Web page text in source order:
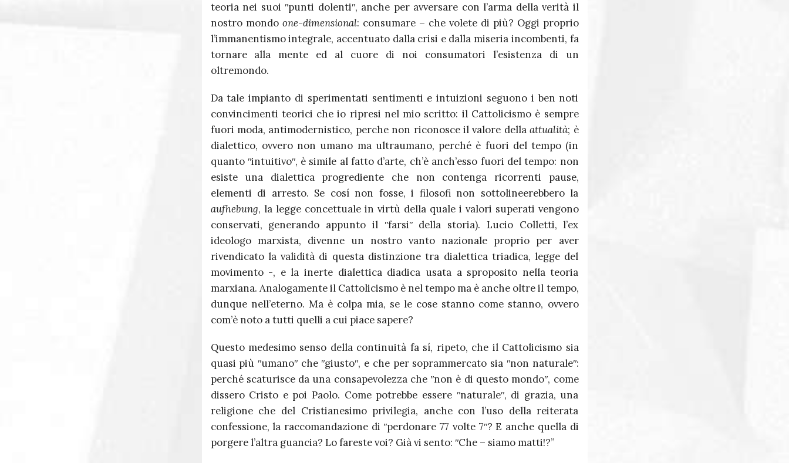
teoria nei suoi ʺpunti dolentiʺ, anche per avversare con l’arma della verità il
nostro mondo one-dimensional: consumare – che volete di più? Oggi proprio
l’immanentismo integrale, accentuato dalla crisi e dalla miseria incombenti, fa
tornare alla mente ed al cuore di noi consumatori l’esistenza di un
oltremondo.
Da tale impianto di sperimentati sentimenti e intuizioni seguono i ben noti
convincimenti teorici che io ripresi nel mio scritto: il Cattolicismo è sempre
fuori moda, antimodernistico, perche non riconosce il valore dellaattualità; è
dialettico, ovvero non umano ma ultraumano, perché è fuori del tempo (in
quanto ʺintuitivoʺ, è simile al fatto d’arte, ch’è anch’esso fuori del tempo: non
esiste una dialettica progrediente che non contenga ricorrenti pause,
elementi di arresto. Se cosí non fosse, i filosofi non sottolineerebbero la
aufhebung, la legge concettuale in virtù della quale i valori superati vengono
conservati, generando appunto il ʺfarsiʺ della storia). Lucio Colletti, l’ex
ideologo marxista, divenne un nostro vanto nazionale proprio per aver
rivendicato la validità di questa distinzione tra dialettica triadica, legge del
movimento -, e la inerte dialettica diadica usata a sproposito nella teoria
marxiana. Analogamente il Cattolicismo è nel tempo ma è anche oltre il tempo,
dunque nell’eterno. Ma è colpa mia, se le cose stanno come stanno, ovvero
com’è noto a tutti quelli a cui piace sapere?
Questo medesimo senso della continuità fa sí, ripeto, che il Cattolicismo sia
quasi più ʺumanoʺ che ʺgiustoʺ, e che per soprammercato sia ʺnon naturaleʺ:
perché scaturisce da una consapevolezza che ʺnon è di questo mondoʺ, come
dissero Cristo e poi Paolo. Come potrebbe essere ʺnaturaleʺ, di grazia, una
religione che del Cristianesimo privilegia, anche con l’uso della reiterata
confessione, la raccomandazione di ʺperdonare 77 volte 7ʺ? E anche quella di
porgere l’altra guancia? Lo fareste voi? Già vi sento: ʺChe – siamo matti!?”